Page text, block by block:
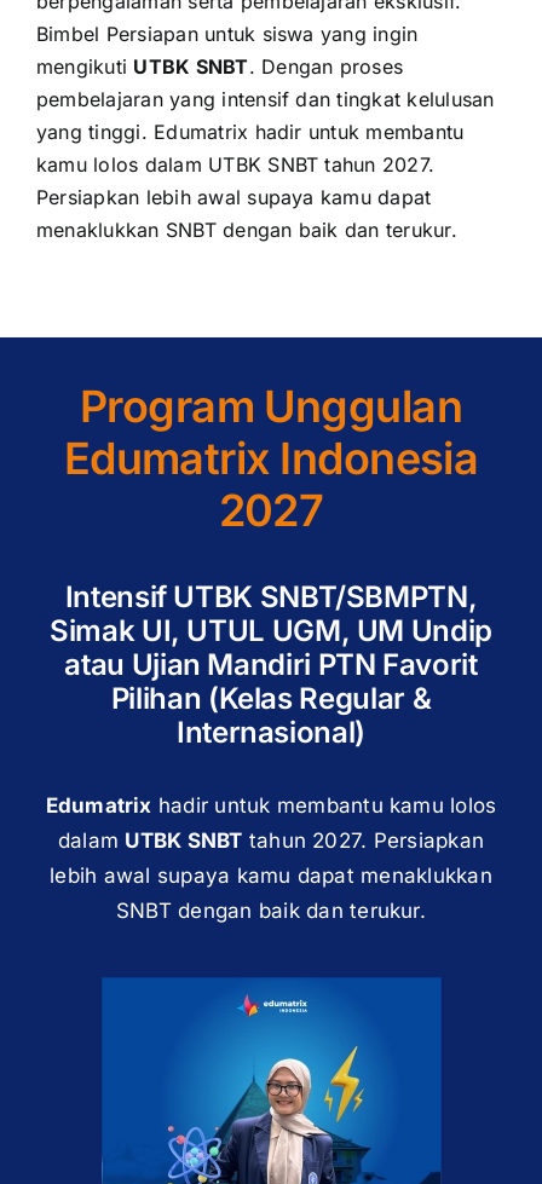
Bimbel Persiapan untuk siswa yang ingin
mengikuti UTBK SNBT. Dengan proses
pembelajaran yang intensif dan tingkat kelulusan
yang tinggi. Edumatrix hadir untuk membantu
kamu lolos dalam UTBK SNBT tahun 2027.
Persiapkan lebih awal supaya kamu dapat
menaklukkan SNBT dengan baik dan terukur.
Program Unggulan
Edumatrix Indonesia
2027
Intensif UTBK SNBT/SBMPTN,
Simak UI, UTUL UGM, UM Undip
atau Ujian Mandiri PTN Favorit
Pilihan (Kelas Regular &
Internasional)
Edumatrix hadir untuk membantu kamu lolos
dalam UTBK SNBT tahun 2027. Persiapkan
lebih awal supaya kamu dapat menaklukkan
SNBT dengan baik dan terukur.